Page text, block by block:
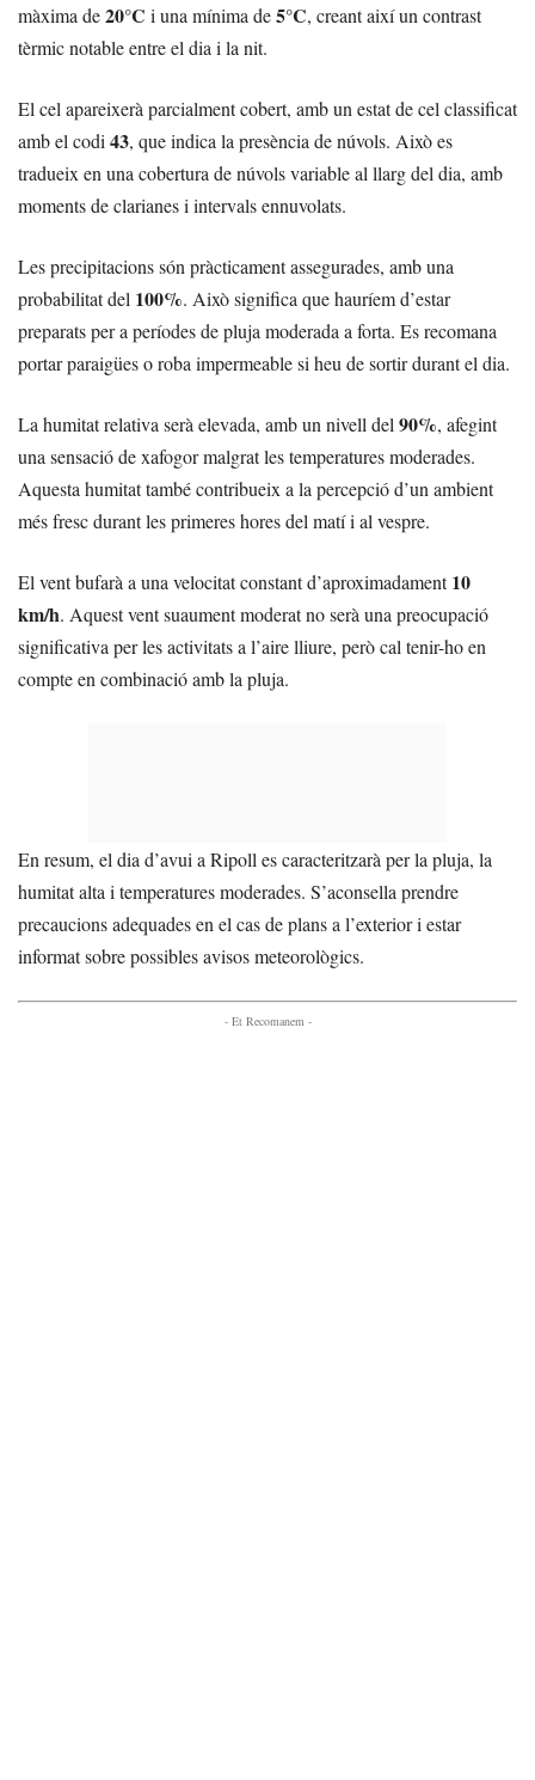
màxima de20°C i una mínima de5°C, creant així un contrast
tèrmic notable entre el dia i la nit.
El cel apareixerà parcialment cobert, amb un estat de cel classificat
amb el codi43, que indica la presència de núvols. Això es
tradueix en una cobertura de núvols variable al llarg del dia, amb
moments de clarianes i intervals ennuvolats.
Les precipitacions són pràcticament assegurades, amb una
probabilitat del 100%. Això significa que hauríem d’estar
preparats per a períodes de pluja moderada a forta. Es recomana
portar paraigües o roba impermeable si heu de sortir durant el dia.
La humitat relativa serà elevada, amb un nivell del90%, afegint
una sensació de xafogor malgrat les temperatures moderades.
Aquesta humitat també contribueix a la percepció d’un ambient
més fresc durant les primeres hores del matí i al vespre.
El vent bufarà a una velocitat constant d’aproximadament10
km/h. Aquest vent suaument moderat no serà una preocupació
significativa per les activitats a l’aire lliure, però cal tenir-ho en
compte en combinació amb la pluja.
En resum, el dia d’avui a Ripoll es caracteritzarà per la pluja, la
humitat alta i temperatures moderades. S’aconsella prendre
precaucions adequades en el cas de plans a l’exterior i estar
informat sobre possibles avisos meteorològics.
- Et Recomanem -